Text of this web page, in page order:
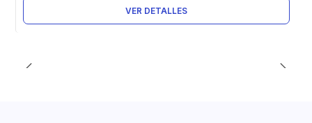
VER DETALLES